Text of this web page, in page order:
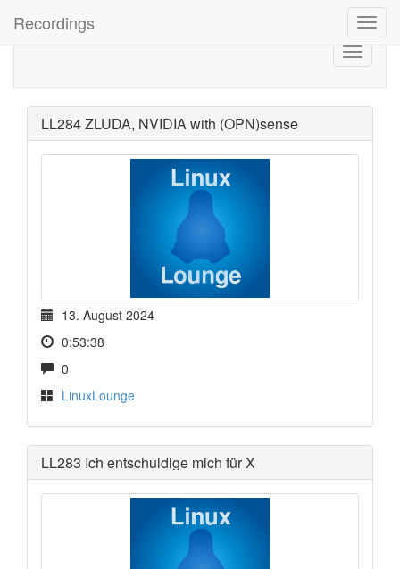
Recordings
LL284 ZLUDA, NVIDIA with (OPN)sense
13. August 2024
0:53:38
0
LinuxLounge
LL283 Ich entschuldige mich für X